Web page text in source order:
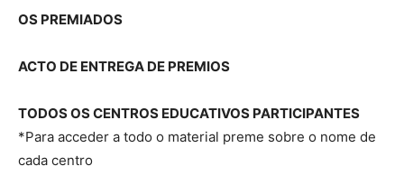
OS PREMIADOS
ACTO DE ENTREGA DE PREMIOS
TODOS OS CENTROS EDUCATIVOS PARTICIPANTES
*Para acceder a todo o material preme sobre o nome de
cada centro